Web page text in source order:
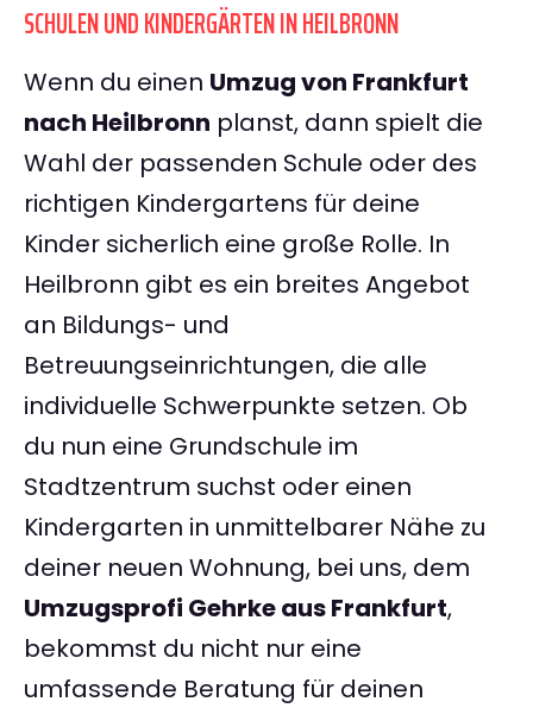
SCHULEN UND KINDERGÄRTEN IN HEILBRONN
Wenn du einen Umzug von Frankfurt
nach Heilbronn planst, dann spielt die
Wahl der passenden Schule oder des
richtigen Kindergartens für deine
Kinder sicherlich eine große Rolle. In
Heilbronn gibt es ein breites Angebot
an Bildungs- und
Betreuungseinrichtungen, die alle
individuelle Schwerpunkte setzen. Ob
du nun eine Grundschule im
Stadtzentrum suchst oder einen
Kindergarten in unmittelbarer Nähe zu
deiner neuen Wohnung, bei uns, dem
Umzugsprofi Gehrke aus Frankfurt,
bekommst du nicht nur eine
umfassende Beratung für deinen